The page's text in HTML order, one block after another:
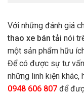
Với những đánh giá
thao xe bán tải nói
một sản phẩm hữu
Để có được sự tư
những linh kiện khác,
0948 606 807 để